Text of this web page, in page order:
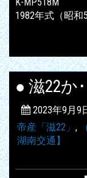
K-MP518M
1982年式（昭和
● 滋22か
2023年9月9
帝産「滋22」 ,
湖南交通】